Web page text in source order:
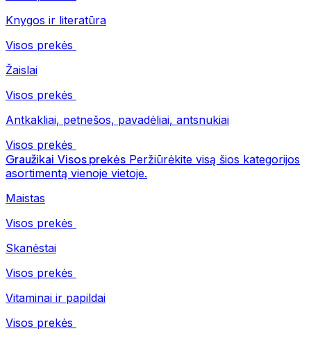
Knygos ir literatūra
Visos prekės
Žaislai
Visos prekės
Antkakliai, petnešos, pavadėliai, antsnukiai
Visos prekės
Graužikai Visos prekės Peržiūrėkite visą šios kategorijos
asortimentą vienoje vietoje.
Maistas
Visos prekės
Skanėstai
Visos prekės
Vitaminai ir papildai
Visos prekės